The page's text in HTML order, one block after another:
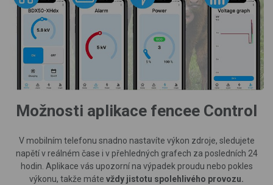
Možnosti aplikace fencee Control
V mobilním telefonu snadno nastavíte výkon zdroje, sledujete
napětí v reálném čase i v přehledných grafech za posledních 24
hodin. Aplikace vás upozorní na výpadek proudu nebo pokles
výkonu, takže máte vždy jistotu spolehlivého provozu.